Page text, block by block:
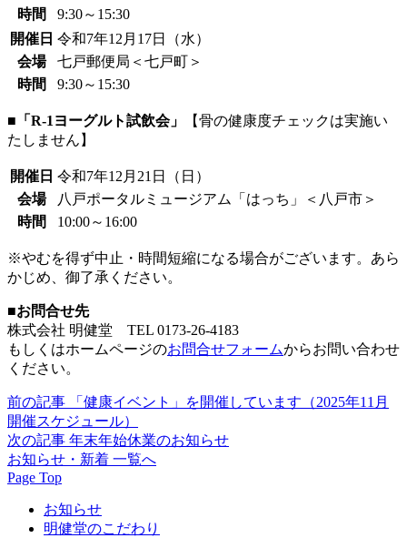
時間
9:30～15:30
開催日 令和7年12月17日（水）
会場
七戸郵便局＜七戸町＞
時間
9:30～15:30
■「R-1ヨーグルト試飲会」
【骨の健康度チェックは実施い
たしません】
開催日 令和7年12月21日（日）
会場
八戸ポータルミュージアム「はっち」＜八戸市＞
時間
10:00～16:00
※やむを得ず中止・時間短縮になる場合がございます。あら
かじめ、御了承ください。
■お問合せ先
株式会社 明健堂 TEL 0173-26-4183
もしくはホームページのお問合せフォームからお問い合わせ
ください。
前の記事 「健康イベント」を開催しています（2025年11月
開催スケジュール）
次の記事 年末年始休業のお知らせ
お知らせ・新着 一覧へ
Page Top
お知らせ
明健堂のこだわり